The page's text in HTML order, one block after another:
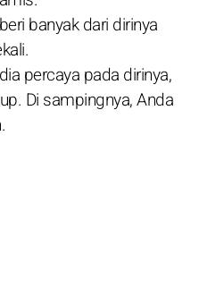
banyak dari dirinya
percaya pada dirinya,
Di sampingnya, Anda